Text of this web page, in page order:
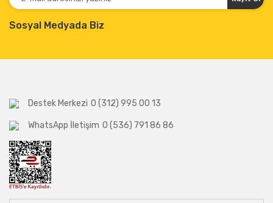
Sosyal Medyada Biz
Destek Merkezi 0 (312) 995 00 13
WhatsApp İletişim 0 (536) 791 86 86